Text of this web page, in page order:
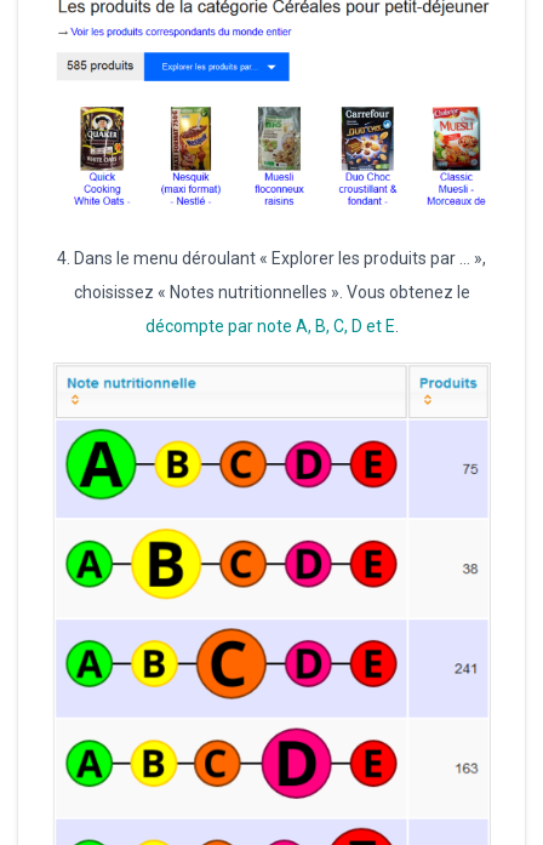
4. Dans le menu déroulant « Explorer les produits par … »,
choisissez « Notes nutritionnelles ». Vous obtenez le
décompte par note A, B, C, D et E